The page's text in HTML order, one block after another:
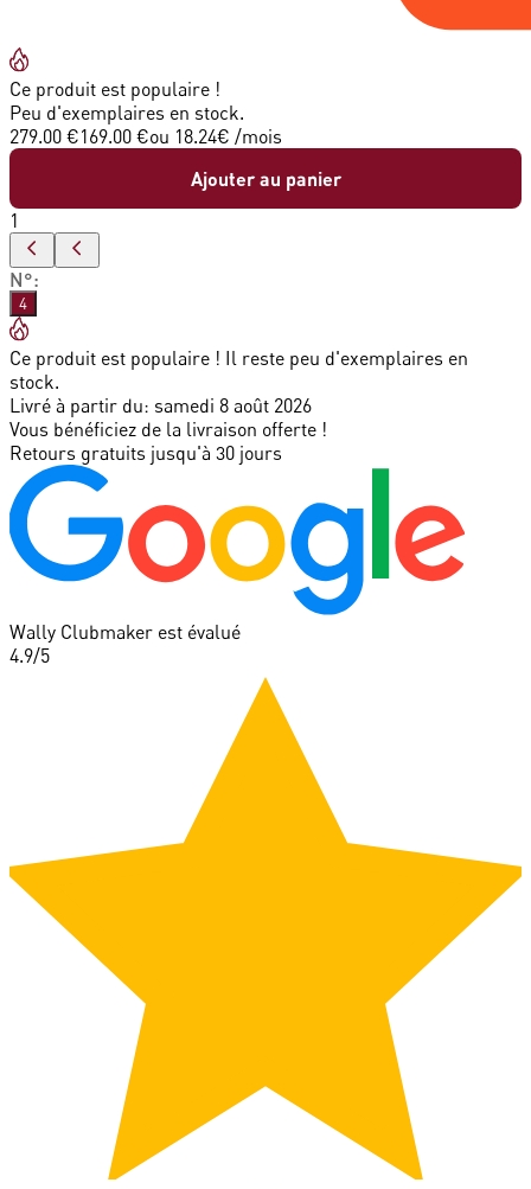
Ce produit est populaire !
Peu d'exemplaires en stock.
279.00 €169.00 €ou 18.24€ /mois
Ajouter au panier
1
N°:
4
Ce produit est populaire ! Il reste peu d'exemplaires en
stock.
Livré à partir du: samedi 8 août 2026
Vous bénéficiez de la livraison offerte !
Retours gratuits jusqu'à 30 jours
Wally Clubmaker est évalué
4.9/5